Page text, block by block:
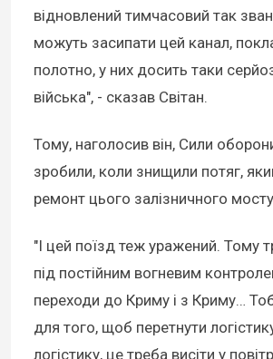
відновлений тимчасовий так
можуть засипати цей канал,
полотно, у них досить таки
війська", - сказав Світан.
Тому, наголосив він, Сили
зробили, коли знищили потяг,
ремонт цього залізничного
"І цей поїзд теж уражений. Тому
під постійним вогневим
переходи до Криму і з Криму…
для того, щоб перетнути
логістику, це треба висіти у